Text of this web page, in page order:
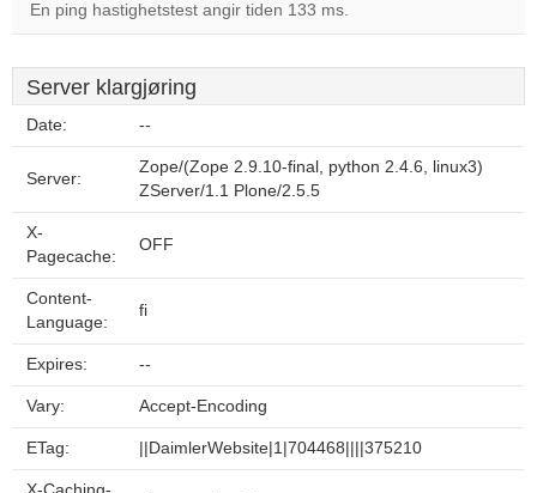
En ping hastighetstest angir tiden 133 ms.
Server klargjøring
Date: --
Server:
Zope/(Zope 2.9.10-final, python 2.4.6, linux3)
ZServer/1.1 Plone/2.5.5
X-
Pagecache:
OFF
Content-
Language:
fi
Expires: --
Vary: Accept-Encoding
ETag: ||DaimlerWebsite|1|704468||||375210